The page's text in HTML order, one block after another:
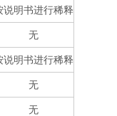
说明书进行稀释
无
说明书进行稀释
无
无